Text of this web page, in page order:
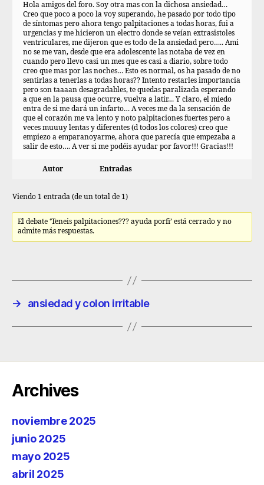
Hola amigos del foro. Soy otra mas con la dichosa ansiedad…
Creo que poco a poco la voy superando, he pasado por todo tipo
de síntomas pero ahora tengo palpitaciones a todas horas, fui a
urgencias y me hicieron un electro donde se veían extrasistoles
ventriculares, me dijeron que es todo de la ansiedad pero….. Ami
no se me van, desde que era adolescente las notaba de vez en
cuando pero llevo casi un mes que es casi a diario, sobre todo
creo que mas por las noches… Esto es normal, os ha pasado de no
sentirlas a tenerlas a todas horas?? Intento restarles importancia
pero son taaaan desagradables, te quedas paralizada esperando
a que en la pausa que ocurre, vuelva a latir… Y claro, el miedo
entra de si me dará un infarto… A veces me da la sensación de
que el corazón me va lento y noto palpitaciones fuertes pero a
veces muuuy lentas y diferentes (d todos los colores) creo que
empiezo a emparanoyarme, ahora que parecía que empezaba a
salir de esto…. A ver si me podéis ayudar por favor!!! Gracias!!!
Autor Entradas
Viendo 1 entrada (de un total de 1)
El debate ‘Teneis palpitaciones??? ayuda porfi’ está cerrado y no
admite más respuestas.
→ ansiedad y colon irritable
Archives
noviembre 2025
junio 2025
mayo 2025
abril 2025